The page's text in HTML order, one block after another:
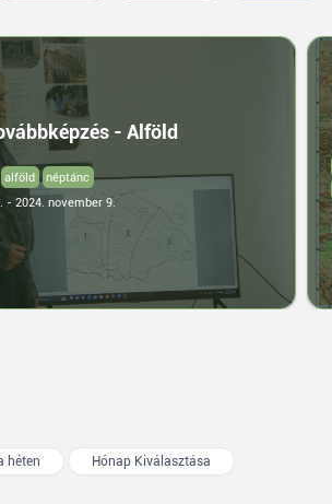
- Alföld
alföld
néptánc
- 2024. november 9.
héten